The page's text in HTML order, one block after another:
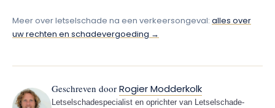
Meer over letselschade na een verkeersongeval: alles over
uw rechten en schadevergoeding →
Geschreven door Rogier Modderkolk
Letselschadespecialist en oprichter van Letselschade-